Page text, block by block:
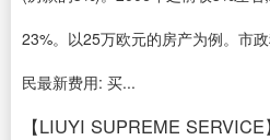
23%。以25万欧元的房产为例。市
民最新费用: 买...
【LIUYI SUPREME